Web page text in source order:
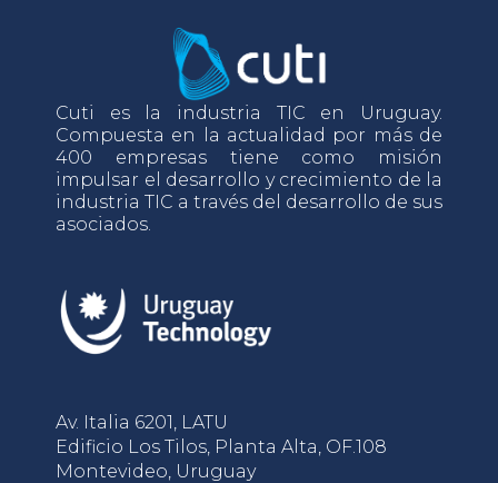
Cuti es la industria TIC en Uruguay.
Compuesta en la actualidad por más de
400 empresas tiene como misión
impulsar el desarrollo y crecimiento de la
industria TIC a través del desarrollo de sus
asociados.
Av. Italia 6201, LATU
Edificio Los Tilos, Planta Alta, OF.108
Montevideo, Uruguay